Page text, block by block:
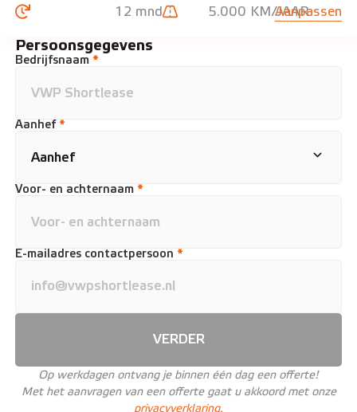
12 mnd 5.000 KM/JAARAanpassen
Persoonsgegevens
Bedrijfsnaam *
Aanhef *
Voor- en achternaam *
E-mailadres contactpersoon *
VERDER
Op werkdagen ontvang je binnen één dag een offerte!
Met het aanvragen van een offerte gaat u akkoord met onze
privacyverklaring.